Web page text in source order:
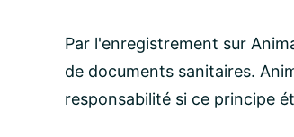
Par l'enregistrement sur
de documents sanitaires.
responsabilité si ce principe